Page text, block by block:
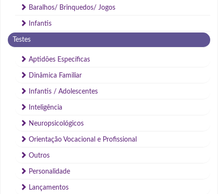
Baralhos/ Brinquedos/ Jogos
Infantis
Testes
Aptidões Específicas
Dinâmica Familiar
Infantis / Adolescentes
Inteligência
Neuropsicológicos
Orientação Vocacional e Profissional
Outros
Personalidade
Lançamentos